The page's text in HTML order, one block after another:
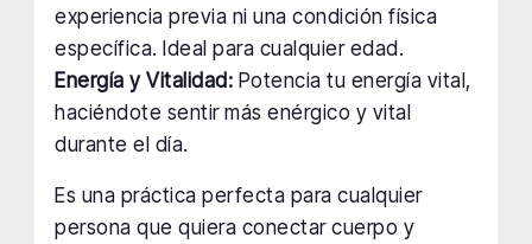
experiencia previa ni una condición física
específica. Ideal para cualquier edad.
Energía y Vitalidad: Potencia tu energía vital,
haciéndote sentir más enérgico y vital
durante el día.
Es una práctica perfecta para cualquier
persona que quiera conectar cuerpo y